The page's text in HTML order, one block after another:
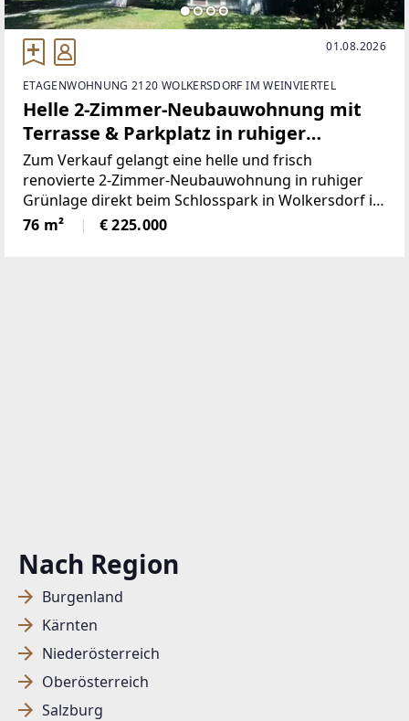
Nach Region
Burgenland
Kärnten
Niederösterreich
Oberösterreich
Salzburg
01.08.2026
ETAGENWOHNUNG 2120 WOLKERSDORF IM WEINVIERTEL
Helle 2-Zimmer-Neubauwohnung mit
Terrasse & Parkplatz in ruhiger
Grünlage
Zum Verkauf gelangt eine helle und frisch
renovierte 2-Zimmer-Neubauwohnung in ruhiger
Grünlage direkt beim Schlosspark in Wolkersdorf im
Weinviertel. Die Wohnung befindet sich im 1.
Obergeschoss eines gepflegten Wohnhauses und
76 m² € 225.000